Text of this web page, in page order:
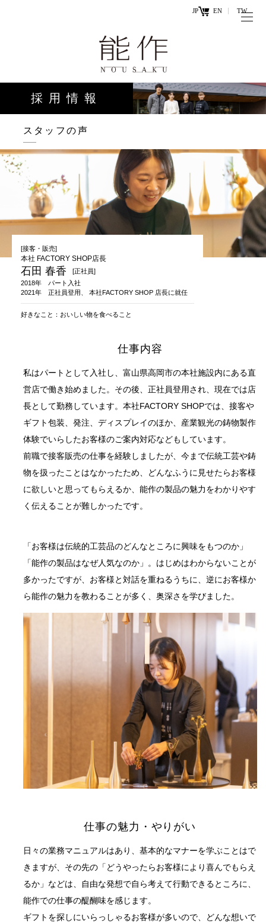
JP EN TW
ー
ワ
ー
ド
オンラ
インシ
ョップ
お問い
合わせ
能作の歴史
と技
商品情報
工場見学・
体験・カフ
ェ
お知らせ
の錫婚式
観光×宿泊プ
医療・ヘルス
会社概要
SDGsへの取
り組み
錫リサイクル
プロジェクト
採用情報
採用情報
スタッフの声
[接客・販売]
本社 FACTORY SHOP店長
石田 春香
[正社員]
2018年
パート入社
2021年
正社員登用、 本社FACTORY SHOP 店長に就任
好きなこと：おいしい物を食べること
仕事内容
私はパートとして入社し、富山県高岡市の本社施設内にある直
営店で働き始めました。その後、正社員登用され、現在では店
長として勤務しています。本社FACTORY SHOPでは、接客や
ギフト包装、発注、ディスプレイのほか、産業観光の鋳物製作
体験でいらしたお客様のご案内対応などもしています。
前職で接客販売の仕事を経験しましたが、今まで伝統工芸や鋳
物を扱ったことはなかったため、どんなふうに見せたらお客様
に欲しいと思ってもらえるか、能作の製品の魅力をわかりやす
く伝えることが難しかったです。
「お客様は伝統的工芸品のどんなところに興味をもつのか」
「能作の製品はなぜ人気なのか」。はじめはわからないことが
多かったですが、お客様と対話を重ねるうちに、逆にお客様か
ら能作の魅力を教わることが多く、奥深さを学びました。
仕事の魅力・やりがい
日々の業務マニュアルはあり、基本的なマナーを学ぶことはで
きますが、その先の「どうやったらお客様により喜んでもらえ
るか」などは、自由な発想で自ら考えて行動できるところに、
能作での仕事の醍醐味を感じます。
ギフトを探しにいらっしゃるお客様が多いので、どんな想いで